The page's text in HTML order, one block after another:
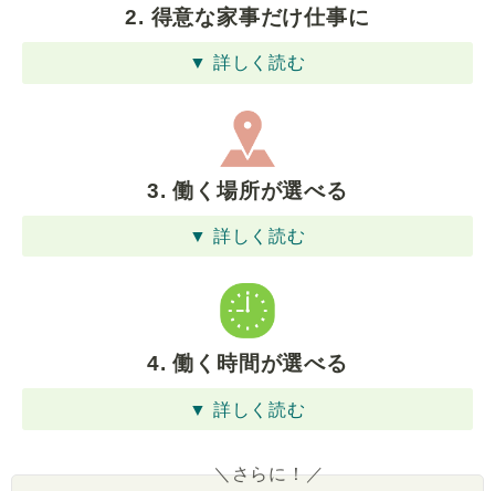
2. 得意な家事だけ仕事に
▼ 詳しく読む
3. 働く場所が選べる
▼ 詳しく読む
4. 働く時間が選べる
▼ 詳しく読む
＼さらに！／